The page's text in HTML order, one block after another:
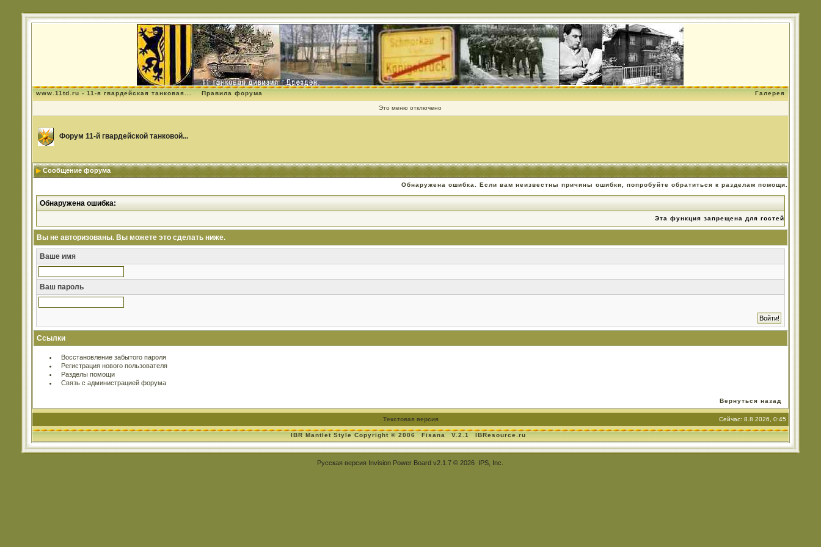
www.11td.ru - 11-я гвардейская танковая... Правила форума Галерея
Это меню отключено
Форум 11-й гвардейской танковой...
Сообщение форума
Обнаружена ошибка. Если вам неизвестны причины ошибки, попробуйте обратиться к разделам помощи.
Обнаружена ошибка:
Эта функция запрещена для гостей
Вы не авторизованы. Вы можете это сделать ниже.
Ваше имя
Ваш пароль
Ссылки
Восстановление забытого пароля
Регистрация нового пользователя
Разделы помощи
Связь с администрацией форума
Вернуться назад
Текстовая версия Сейчас: 8.8.2026, 0:45
IBR Mantlet Style Copyright © 2006 Fisana V.2.1 IBResource.ru
Русская версия Invision Power Board v2.1.7 © 2026 IPS, Inc.